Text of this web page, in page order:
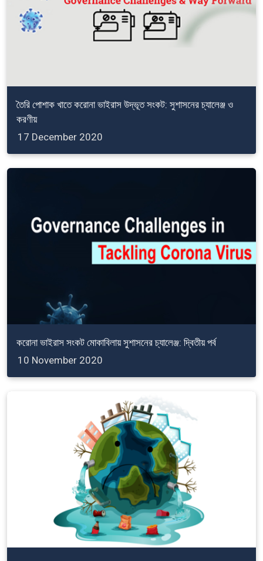
তৈরি পোশাক খাতে করোনা ভাইরাস উদ্ভূত সংকট: সুশাসনের চ্যালেঞ্জ ও
করণীয়
17 December 2020
করোনা ভাইরাস সংকট মোকাবিলায় সুশাসনের চ্যালেঞ্জ: দ্বিতীয় পর্ব
10 November 2020